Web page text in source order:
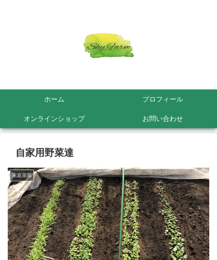
ホーム プロフィール
オンラインショップ お問い合わせ
自家用野菜達
家庭菜園